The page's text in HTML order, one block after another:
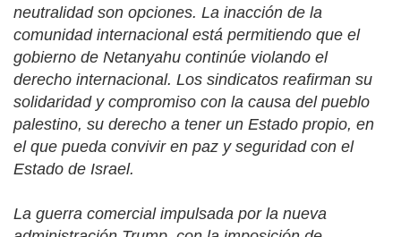
neutralidad son opciones. La inacción de la
comunidad internacional está permitiendo que el
gobierno de Netanyahu continúe violando el
derecho internacional. Los sindicatos reafirman su
solidaridad y compromiso con la causa del pueblo
palestino, su derecho a tener un Estado propio, en
el que pueda convivir en paz y seguridad con el
Estado de Israel.
La guerra comercial impulsada por la nueva